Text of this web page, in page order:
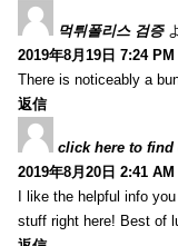
먹튀폴리스 검증
2019年8月19日 7:24 PM
There is noticeably a
返信
click here to find
2019年8月20日 2:41 AM
I like the helpful info
stuff right here! Best of